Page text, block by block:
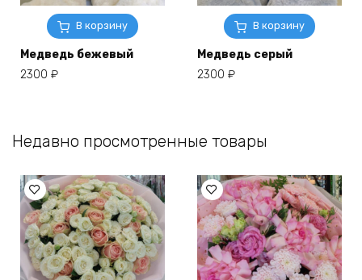
В корзину
Медведь бежевый
2300 ₽
В корзину
Медведь серый
2300 ₽
Недавно просмотренные товары